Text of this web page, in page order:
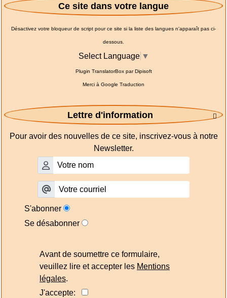
Ce site dans votre langue
Désactivez votre bloqueur de script pour ce site si la liste des langues n'apparaît pas ci-
dessous.
Select Language ▼
Plugin TranslatorBox parDipisoft
Merci à Google Traduction

Lettre d'information
Pour avoir des nouvelles de ce site, inscrivez-vous à notre
Newsletter.
S'abonner
Se désabonner
Avant de soumettre ce formulaire,
veuillez lire et accepter les Mentions
légales.
J'accepte: